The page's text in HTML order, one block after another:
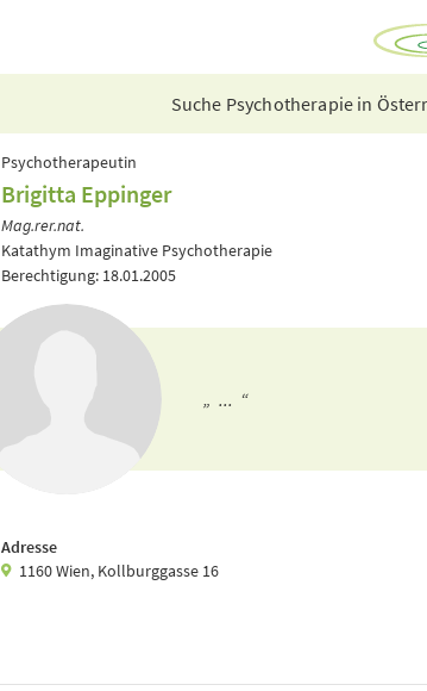
Suche Psychotherapie in
Psychotherapeutin
Brigitta Eppinger
Mag.rer.nat.
Katathym Imaginative Psychotherapie
Berechtigung: 18.01.2005
„ ... “
Adresse
1160 Wien, Kollburggasse 16